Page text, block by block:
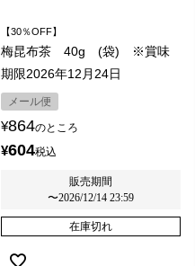
【30％OFF】
梅昆布茶 40g (袋) ※賞味
期限2026年12月24日
メール便
¥864のところ
¥604税込
販売期間
〜2026/12/14 23:59
在庫切れ